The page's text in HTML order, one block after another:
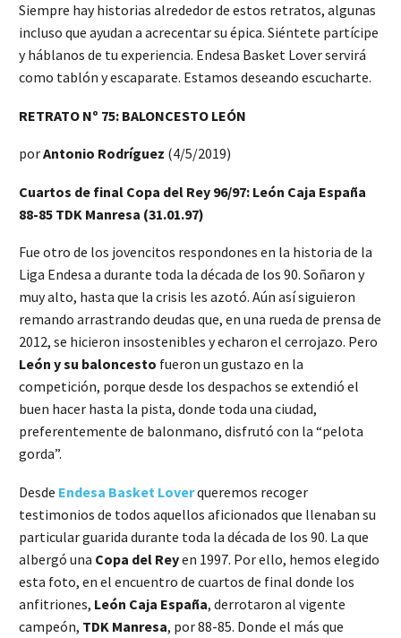
Siempre hay historias alrededor de estos retratos, algunas
incluso que ayudan a acrecentar su épica. Siéntete partícipe
y háblanos de tu experiencia. Endesa Basket Lover servirá
como tablón y escaparate. Estamos deseando escucharte.
RETRATO Nº 75: BALONCESTO LEÓN
porAntonio Rodríguez (4/5/2019)
Cuartos de final Copa del Rey 96/97: León Caja España
88-85 TDK Manresa (31.01.97)
Fue otro de los jovencitos respondones en la historia de la
Liga Endesa a durante toda la década de los 90. Soñaron y
muy alto, hasta que la crisis les azotó. Aún así siguieron
remando arrastrando deudas que, en una rueda de prensa de
2012, se hicieron insostenibles y echaron el cerrojazo. Pero
León y su baloncesto fueron un gustazo en la
competición, porque desde los despachos se extendió el
buen hacer hasta la pista, donde toda una ciudad,
preferentemente de balonmano, disfrutó con la “pelota
gorda”.
Desde Endesa Basket Loverqueremos recoger
testimonios de todos aquellos aficionados que llenaban su
particular guarida durante toda la década de los 90. La que
albergó una Copa del Reyen 1997. Por ello, hemos elegido
esta foto, en el encuentro de cuartos de final donde los
anfitriones, León Caja España, derrotaron al vigente
campeón, TDK Manresa, por 88-85. Donde el más que